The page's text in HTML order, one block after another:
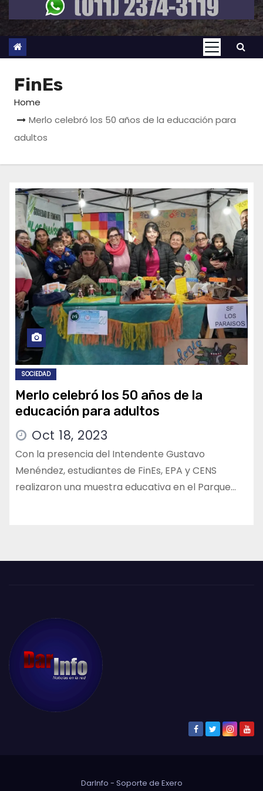
FinEs
Home
Merlo celebró los 50 años de la educación para
adultos
SOCIEDAD
Merlo celebró los 50 años de la
educación para adultos
Oct 18, 2023
Con la presencia del Intendente Gustavo
Menéndez, estudiantes de FinEs, EPA y CENS
realizaron una muestra educativa en el Parque…
DarInfo - Soporte de Exero